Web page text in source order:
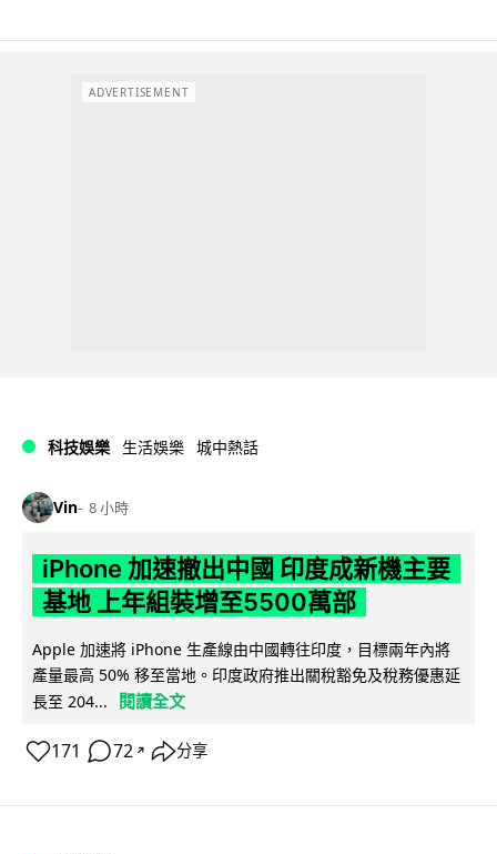
ADVERTISEMENT
科技娛樂 生活娛樂 城中熱話
Vin 8 小時
iPhone 加速撤出中國 印度成新機主要
基地 上年組裝增至5500萬部
Apple 加速將 iPhone 生產線由中國轉往印度，目標兩年內將
產量最高 50% 移至當地。印度政府推出關稅豁免及稅務優惠延
長至 204...
閱讀全文
171 72 ↗ 分享